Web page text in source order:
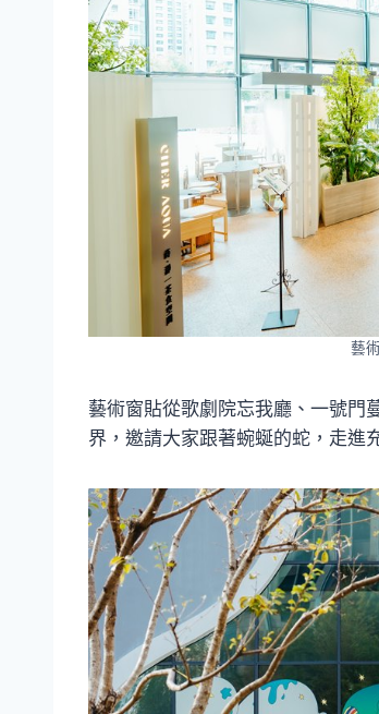
藝
藝術窗貼從歌劇院忘我廳、一號門
界，邀請大家跟著蜿蜒的蛇，走進